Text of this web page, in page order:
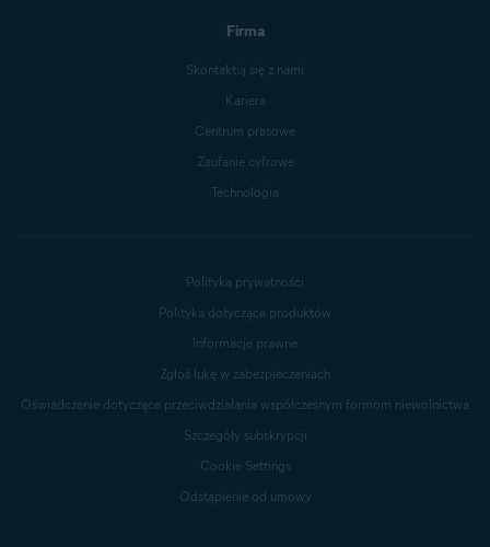
Firma
Skontaktuj się z nami
Kariera
Centrum prasowe
Zaufanie cyfrowe
Technologia
Polityka prywatności
Polityka dotycząca produktów
Informacje prawne
Zgłoś lukę w zabezpieczeniach
Oświadczenie dotyczące przeciwdziałania współczesnym formom niewolnictwa
Szczegóły subskrypcji
Cookie Settings
Odstąpienie od umowy